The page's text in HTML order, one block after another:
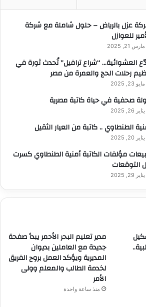
عزل بالرياض – حلول شاملة مع شركة
للعوازل
مارس 21, 2025
العشوائية… “شراع ترافيل” تُحدث ثورة في
رحلات الحج والعمرة من مصر
مايو 23, 2025
صحفية في حياة كاتبة مصرية
يناير 26, 2025
الطنطاوي .. كاتبة من العيار الثقيل
يناير 20, 2025
مؤلفات الكاتبة أمنية الطنطاوي كسرت
التوقعات
يناير 29, 2025
مدير تعليم البحر الأحمر يبدأ صفحة
جديدة مع العاملين بديوان
المديرية ويؤكد العمل بروح الفريق
لخدمة الطالب والمعلم وولى
الأمر
منذ ساعة واحدة